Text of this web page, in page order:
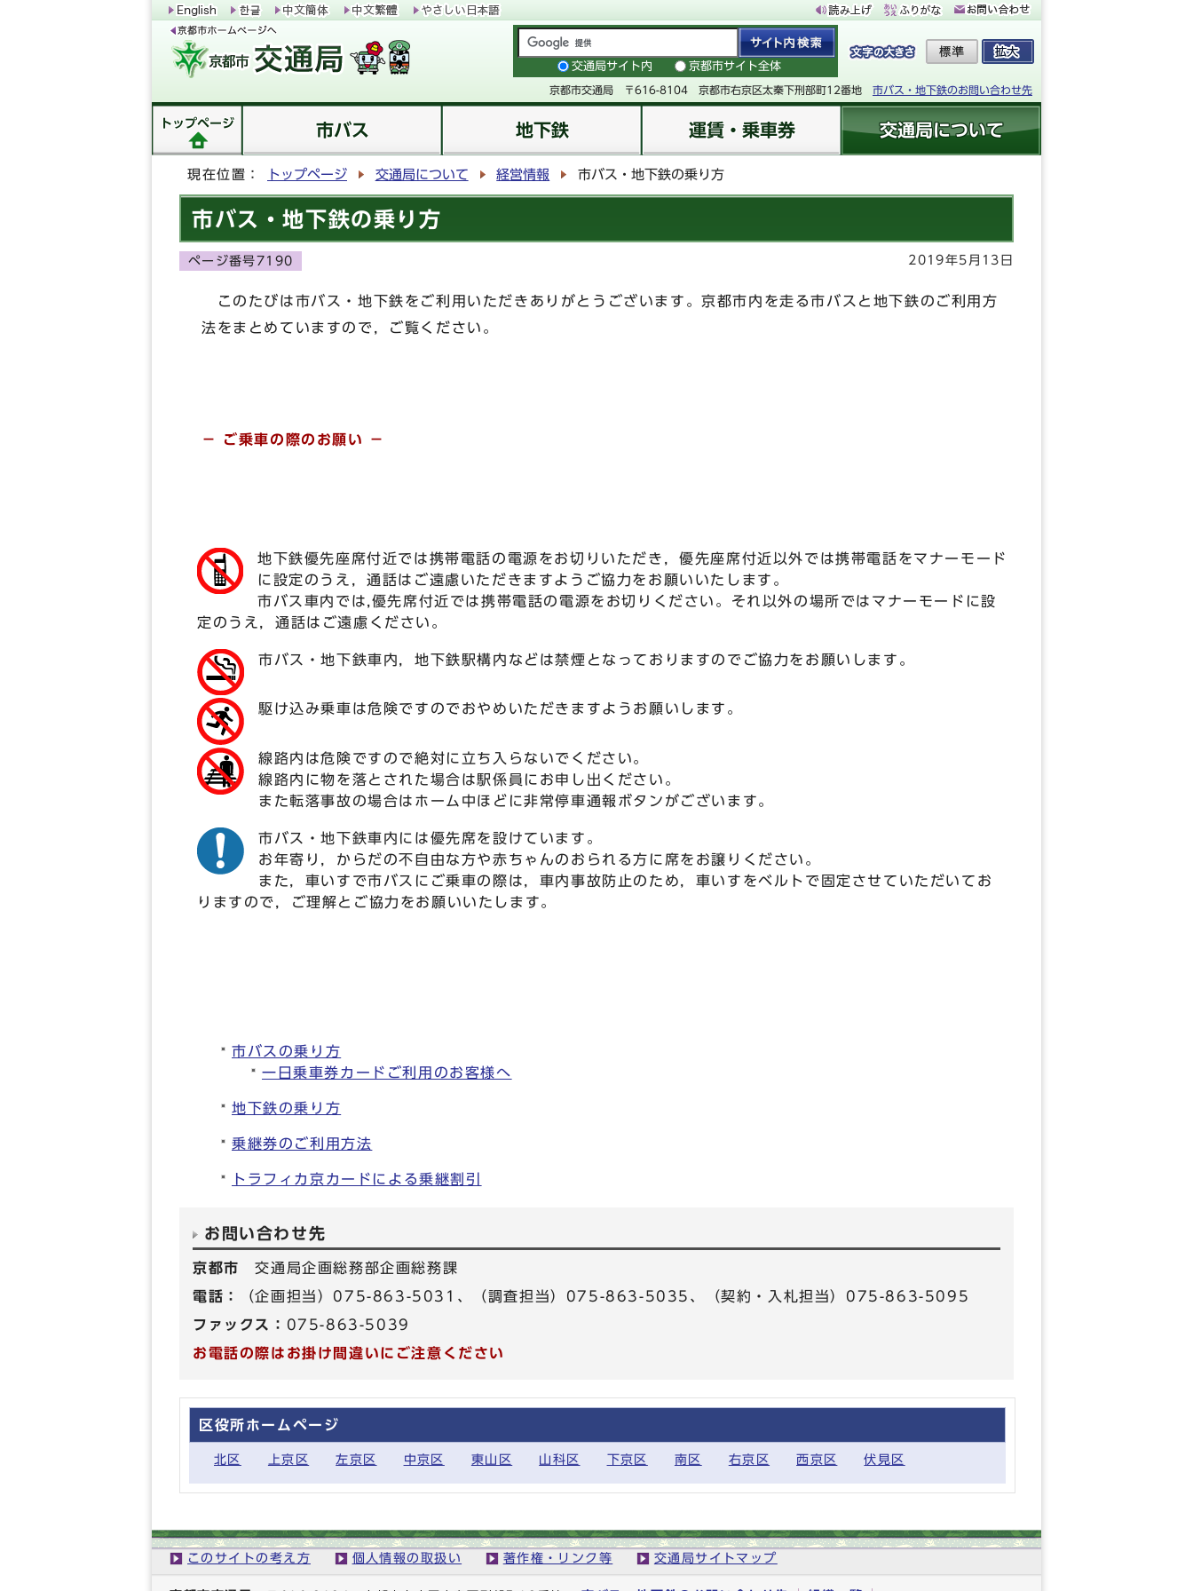
交通局サイト内 京都市サイト全体
京都市交通局 〒616-8104 京都市右京区太秦下刑部町12番地 市バス・地下鉄のお問い合わせ先
トップページ 市バス 地下鉄 運賃・乗車券 交通局について
現在位置： トップページ 交通局について 経営情報 市バス・地下鉄の乗り方
市バス・地下鉄の乗り方
ページ番号7190 2019年5月13日
このたびは市バス・地下鉄をご利用いただきありがとうございます。京都市内を走る市バスと地下鉄のご利用方
法をまとめていますので，ご覧ください。
－ ご乗車の際のお願い －
地下鉄優先座席付近では携帯電話の電源をお切りいただき，優先座席付近以外では携帯電話をマナーモード
に設定のうえ，通話はご遠慮いただきますようご協力をお願いいたします。
市バス車内では,優先席付近では携帯電話の電源をお切りください。それ以外の場所ではマナーモードに設
定のうえ，通話はご遠慮ください。
市バス・地下鉄車内，地下鉄駅構内などは禁煙となっておりますのでご協力をお願いします。
駆け込み乗車は危険ですのでおやめいただきますようお願いします。
線路内は危険ですので絶対に立ち入らないでください。
線路内に物を落とされた場合は駅係員にお申し出ください。
また転落事故の場合はホーム中ほどに非常停車通報ボタンがございます。
市バス・地下鉄車内には優先席を設けています。
お年寄り，からだの不自由な方や赤ちゃんのおられる方に席をお譲りください。
また，車いすで市バスにご乗車の際は，車内事故防止のため，車いすをベルトで固定させていただいてお
りますので，ご理解とご協力をお願いいたします。
市バスの乗り方
一日乗車券カードご利用のお客様へ
地下鉄の乗り方
乗継券のご利用方法
トラフィカ京カードによる乗継割引
お問い合わせ先
京都市交通局企画総務部企画総務課
電話：
（企画担当）075-863-5031、（調査担当）075-863-5035、（契約・入札担当）075-863-5095
ファックス： 075-863-5039
お電話の際はお掛け間違いにご注意ください
区役所ホームページ
北区 上京区 左京区 中京区 東山区 山科区 下京区 南区 右京区 西京区 伏見区
このサイトの考え方 個人情報の取扱い 著作権・リンク等 交通局サイトマップ